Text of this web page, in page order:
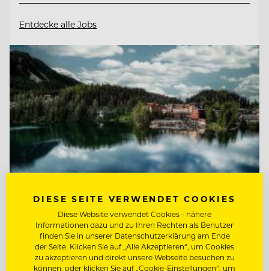
Entdecke alle Jobs
TOP ARBEITGEBER
Hotel Hochschober
DIESE SEITE VERWENDET COOKIES
Diese Website verwendet Cookies - nähere
Informationen dazu und zu Ihren Rechten als Benutzer
finden Sie in unserer Datenschutzerklärung am Ende
der Seite. Klicken Sie auf „Alle Akzeptieren“, um Cookies
zu akzeptieren und direkt unsere Webseite besuchen zu
können, oder klicken Sie auf „Cookie-Einstellungen“, um